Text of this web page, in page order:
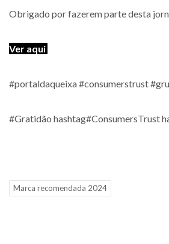
Obrigado por fazerem parte desta
Ver aqui
#portaldaqueixa #consumerstrust
#Gratidão hashtag#ConsumersTrust
Marca recomendada 2024